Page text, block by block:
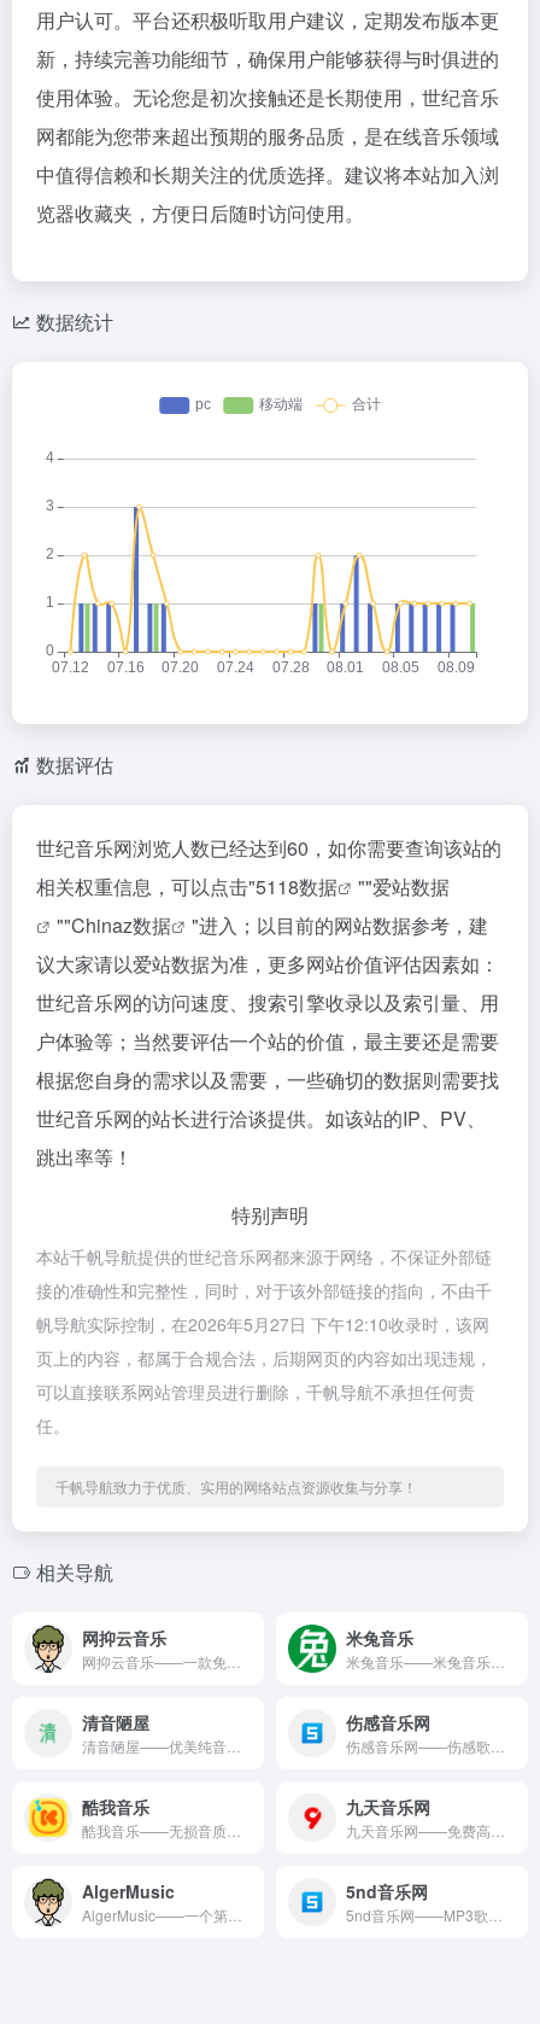
用户认可。平台还积极听取用户建议，定期发布版本更
新，持续完善功能细节，确保用户能够获得与时俱进的
使用体验。无论您是初次接触还是长期使用，世纪音乐
网都能为您带来超出预期的服务品质，是在线音乐领域
中值得信赖和长期关注的优质选择。建议将本站加入浏
览器收藏夹，方便日后随时访问使用。
数据统计
数据评估
世纪音乐网浏览人数已经达到60，如你需要查询该站的
相关权重信息，可以点击"5118数据 ""爱站数据
""Chinaz数据
"进入；以目前的网站数据参考，建
议大家请以爱站数据为准，更多网站价值评估因素如：
世纪音乐网的访问速度、搜索引擎收录以及索引量、用
户体验等；当然要评估一个站的价值，最主要还是需要
根据您自身的需求以及需要，一些确切的数据则需要找
世纪音乐网的站长进行洽谈提供。如该站的IP、PV、
跳出率等！
特别声明
本站千帆导航提供的世纪音乐网都来源于网络，不保证外部链
接的准确性和完整性，同时，对于该外部链接的指向，不由千
帆导航实际控制，在2026年5月27日 下午12:10收录时，该网
页上的内容，都属于合规合法，后期网页的内容如出现违规，
可以直接联系网站管理员进行删除，千帆导航不承担任何责
任。
千帆导航致力于优质、实用的网络站点资源收集与分享！
相关导航
网抑云音乐 米兔音乐
清音陋屋 伤感音乐网
酷我音乐 九天音乐网
AlgerMusic 5nd音乐网